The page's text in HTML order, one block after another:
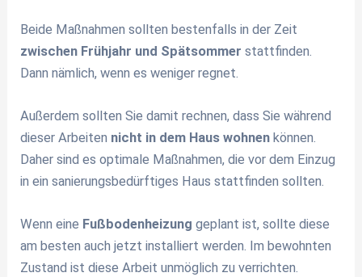
Beide Maßnahmen sollten bestenfalls in der Zeit
zwischen Frühjahr und Spätsommer stattfinden.
Dann nämlich, wenn es weniger regnet.
Außerdem sollten Sie damit rechnen, dass Sie während
dieser Arbeiten nicht in dem Haus wohnen können.
Daher sind es optimale Maßnahmen, die vor dem Einzug
in ein sanierungsbedürftiges Haus stattfinden sollten.
Wenn eine Fußbodenheizung geplant ist, sollte diese
am besten auch jetzt installiert werden. Im bewohnten
Zustand ist diese Arbeit unmöglich zu verrichten.